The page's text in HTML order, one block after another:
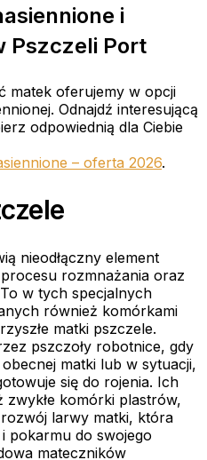
i
Pszczeli Port
matek oferujemy w opcji
Odnajdź interesującą
odpowiednią dla Ciebie
– oferta 2026.
nieodłączny element
rozmnażania oraz
w tych specjalnych
również komórkami
matki pszczele.
pszczoły robotnice, gdy
matki lub w sytuacji,
się do rojenia. Ich
zwykłe komórki plastrów,
larwy matki, która
pokarmu do swojego
mateczników